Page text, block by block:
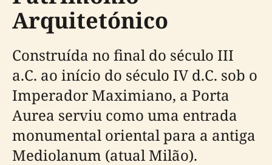
Arquitetónico
Construída no final do século III
a.C. ao início do século IV d.C. sob o
Imperador Maximiano, a Porta
Aurea serviu como uma entrada
monumental oriental para a antiga
Mediolanum (atual Milão).